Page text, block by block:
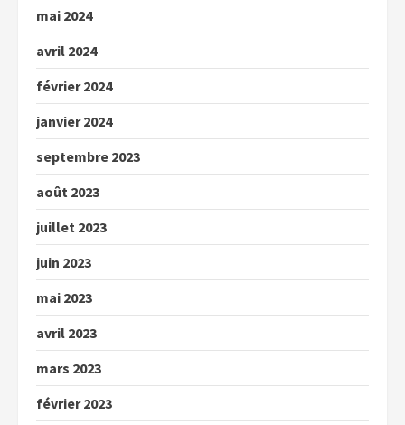
mai 2024
avril 2024
février 2024
janvier 2024
septembre 2023
août 2023
juillet 2023
juin 2023
mai 2023
avril 2023
mars 2023
février 2023